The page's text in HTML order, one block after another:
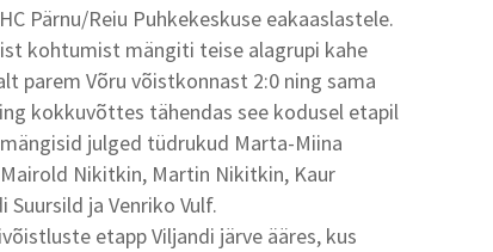
Pärnu/Reiu Puhkekeskuse eakaaslastele.
kohtumist mängiti teise alagrupi kahe
parem Võru võistkonnast 2:0 ning sama
kokkuvõttes tähendas see kodusel etapil
julged tüdrukud Marta-Miina
Nikitkin, Martin Nikitkin, Kaur
Suursild ja Venriko Vulf.
etapp Viljandi järve ääres, kus